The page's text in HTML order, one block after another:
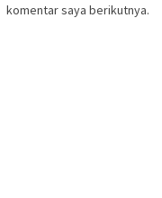
komentar saya berikutnya.